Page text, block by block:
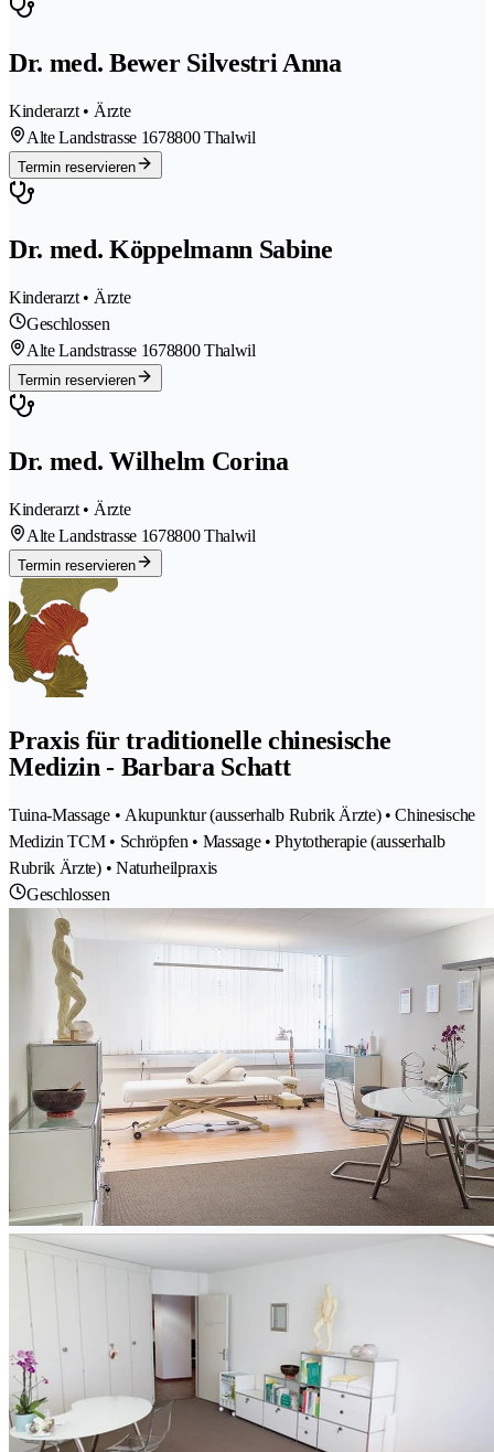
Dr. med. Bewer Silvestri Anna
Kinderarzt • Ärzte
Alte Landstrasse 1678800 Thalwil
Termin reservieren
Dr. med. Köppelmann Sabine
Kinderarzt • Ärzte
Geschlossen
Alte Landstrasse 1678800 Thalwil
Termin reservieren
Dr. med. Wilhelm Corina
Kinderarzt • Ärzte
Alte Landstrasse 1678800 Thalwil
Termin reservieren
Praxis für traditionelle chinesische
Medizin - Barbara Schatt
Tuina-Massage • Akupunktur (ausserhalb Rubrik Ärzte) • Chinesische
Medizin TCM • Schröpfen • Massage • Phytotherapie (ausserhalb
Rubrik Ärzte) • Naturheilpraxis
Geschlossen